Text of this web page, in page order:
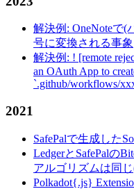
解決例: OneNoteで(
号に変換される事象
解決例: ! [remote
an OAuth App to
`.github/workflows/
2021
SafePalで生成した
LedgerとSafePalの
アルゴリズムは同
Polkadot{.js}